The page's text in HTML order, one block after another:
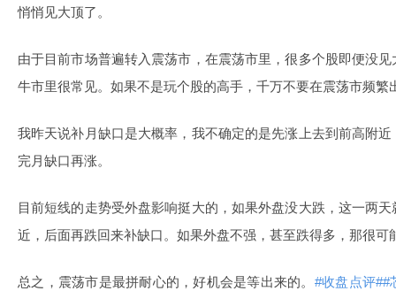
悄悄见大顶了。
由于目前市场普遍转入震荡市，在震荡市里，很多个股即便没
牛市里很常见。如果不是玩个股的高手，千万不要在震荡市频繁
我昨天说补月缺口是大概率，我不确定的是先涨上去到前高附
完月缺口再涨。
目前短线的走势受外盘影响挺大的，如果外盘没大跌，这一两
近，后面再跌回来补缺口。如果外盘不强，甚至跌得多，那很可
总之，震荡市是最拼耐心的，好机会是等出来的。 #收盘点评##